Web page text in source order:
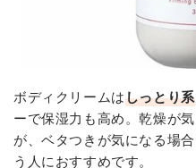
ボディクリームはしっとり系
ーで保湿力も高め。乾燥が
が、ベタつきが気になる場
う人におすすめです。